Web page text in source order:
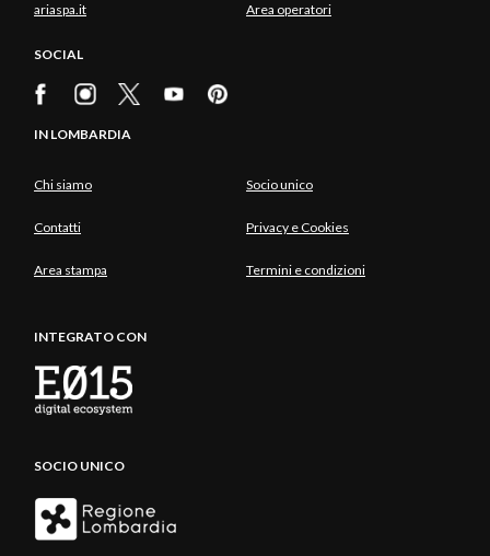
ariaspa.it Area operatori
SOCIAL
IN LOMBARDIA
Chi siamo Socio unico
Contatti Privacy e Cookies
Area stampa Termini e condizioni
INTEGRATO CON
SOCIO UNICO